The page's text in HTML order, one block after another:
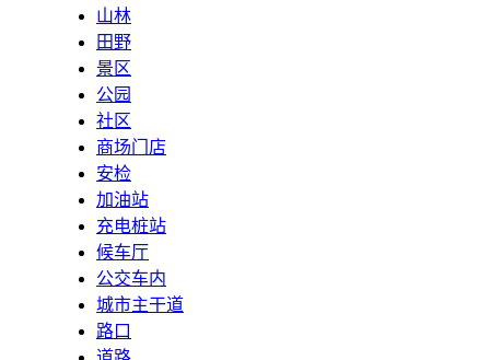
山林
田野
景区
公园
社区
商场门店
安检
加油站
充电桩站
候车厅
公交车内
城市主干道
路口